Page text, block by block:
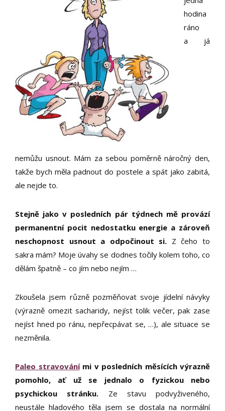
hodina
ráno
a já
nemůžu usnout. Mám za sebou poměrně náročný den,
takže bych měla padnout do postele a spát jako zabitá,
ale nejde to.
Stejně jako v posledních pár týdnech mě provází
permanentní pocit nedostatku energie a zároveň
neschopnost usnout a odpočinout si. Z čeho to
sakra mám? Moje úvahy se dodnes točily kolem toho, co
dělám špatně – co jím nebo nejím …
Zkoušela jsem různě pozměňovat svoje jídelní návyky
(výrazně omezit sacharidy, nejíst tolik večer, pak zase
nejíst hned po ránu, nepřecpávat se, …), ale situace se
nezměnila.
Paleo stravováními v posledních měsících výrazně
pomohlo, ať už se jednalo o fyzickou nebo
psychickou stránku. Ze stavu podvyživeného,
neustále hladového těla jsem se dostala na normální